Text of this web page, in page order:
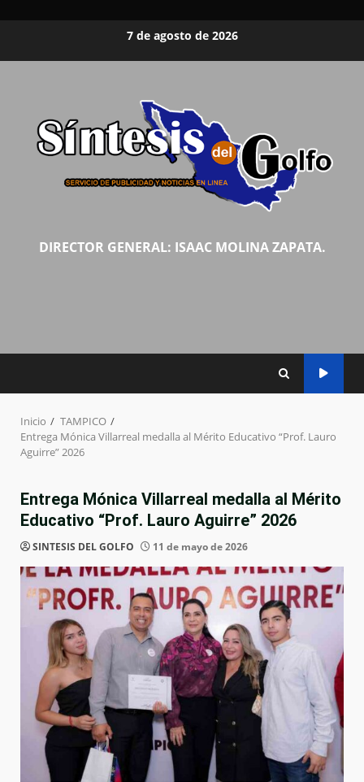
7 de agosto de 2026
DIRECTOR GENERAL: ISAAC MOLINA ZAPATA.
Inicio
TAMPICO
Entrega Mónica Villarreal medalla al Mérito Educativo “Prof. Lauro
Aguirre” 2026
Entrega Mónica Villarreal medalla al Mérito
Educativo “Prof. Lauro Aguirre” 2026
SINTESIS DEL GOLFO 11 de mayo de 2026